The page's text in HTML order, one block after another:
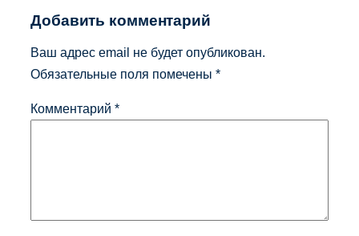
Добавить комментарий
Ваш адрес email не будет опубликован.
Обязательные поля помечены *
Комментарий *